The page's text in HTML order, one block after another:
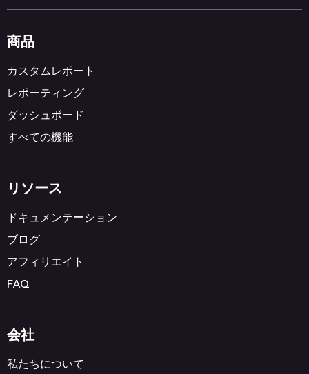
商品
カスタムレポート
レポーティング
ダッシュボード
すべての機能
リソース
ドキュメンテーション
ブログ
アフィリエイト
FAQ
会社
私たちについて